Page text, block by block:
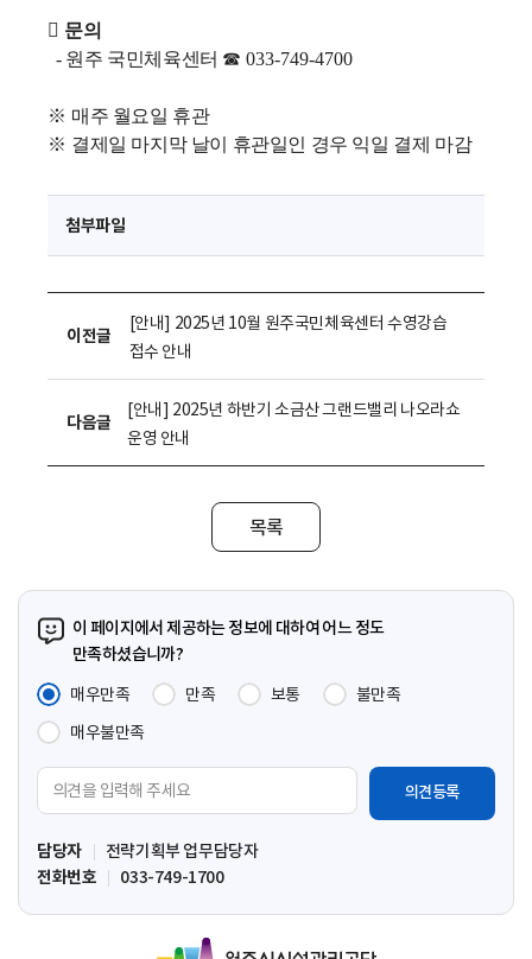
 문의
- 원주 국민체육센터 ☎033-749-4700
※ 매주 월요일 휴관
※ 결제일 마지막 날이 휴관일인 경우 익일 결제 마감
첨부파일
이전글
[안내] 2025년 10월 원주국민체육센터 수영강습
접수 안내
다음글
[안내] 2025년 하반기 소금산 그랜드밸리 나오라쇼
운영 안내
목록
이 페이지에서 제공하는 정보에 대하여 어느 정도
만족하셨습니까?
매우만족
만족 보통
불만족
매우불만족
견
입
력
담당자
전략기획부 업무담당자
전화번호
033-749-1700
원